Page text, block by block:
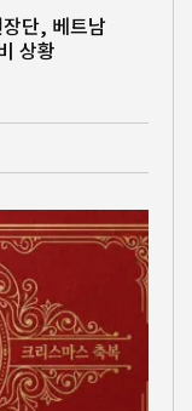
단, 베트남
상황